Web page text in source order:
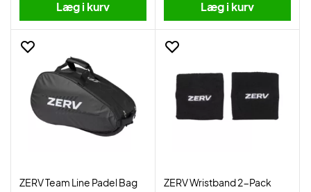
Læg i kurv Læg i kurv
ZERV Team Line Padel Bag
ZERV Wristband 2-Pack